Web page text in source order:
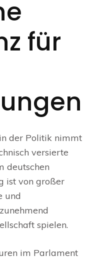
für
der Politik nimmt
versierte
deutschen
ist von großer
und
spielen.
im Parlament